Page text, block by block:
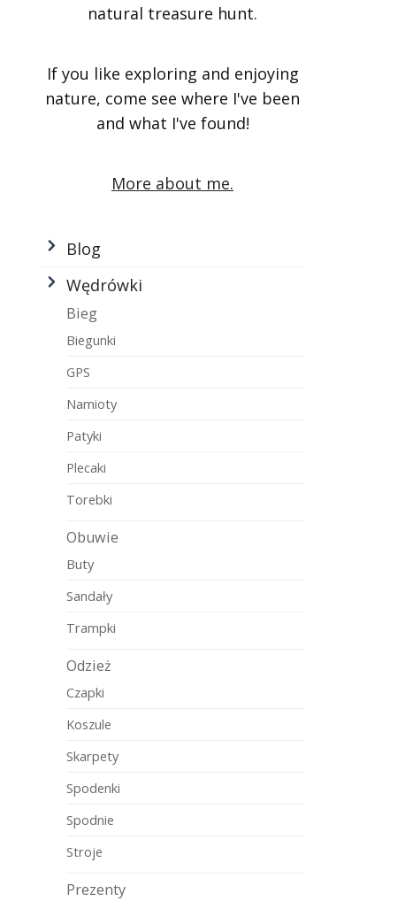
natural treasure hunt.
If you like exploring and enjoying
nature, come see where I've been
and what I've found!
More about me.
Blog
Wędrówki
Bieg
Biegunki
GPS
Namioty
Patyki
Plecaki
Torebki
Obuwie
Buty
Sandały
Trampki
Odzież
Czapki
Koszule
Skarpety
Spodenki
Spodnie
Stroje
Prezenty